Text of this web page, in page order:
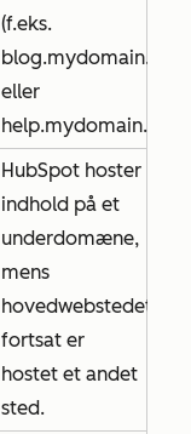
(f.eks.
blog.mydomain.com
eller
help.mydomain.com
HubSpot hoster
indhold på et
underdomæne,
mens
hovedwebstedet
fortsat er
hostet et andet
sted.